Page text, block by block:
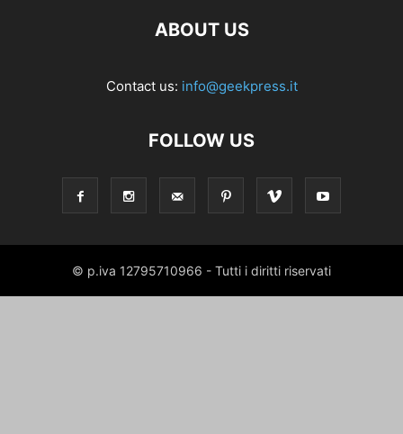
ABOUT US
Contact us: info@geekpress.it
FOLLOW US
© p.iva 12795710966 - Tutti i diritti riservati